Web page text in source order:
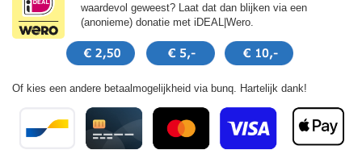
waardevol geweest? Laat dat dan blijken via een
(anonieme) donatie met iDEAL|Wero.
Of kies een andere betaalmogelijkheid via bunq. Hartelijk dank!